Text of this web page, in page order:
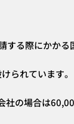
る際にかかる
られています。
の場合は